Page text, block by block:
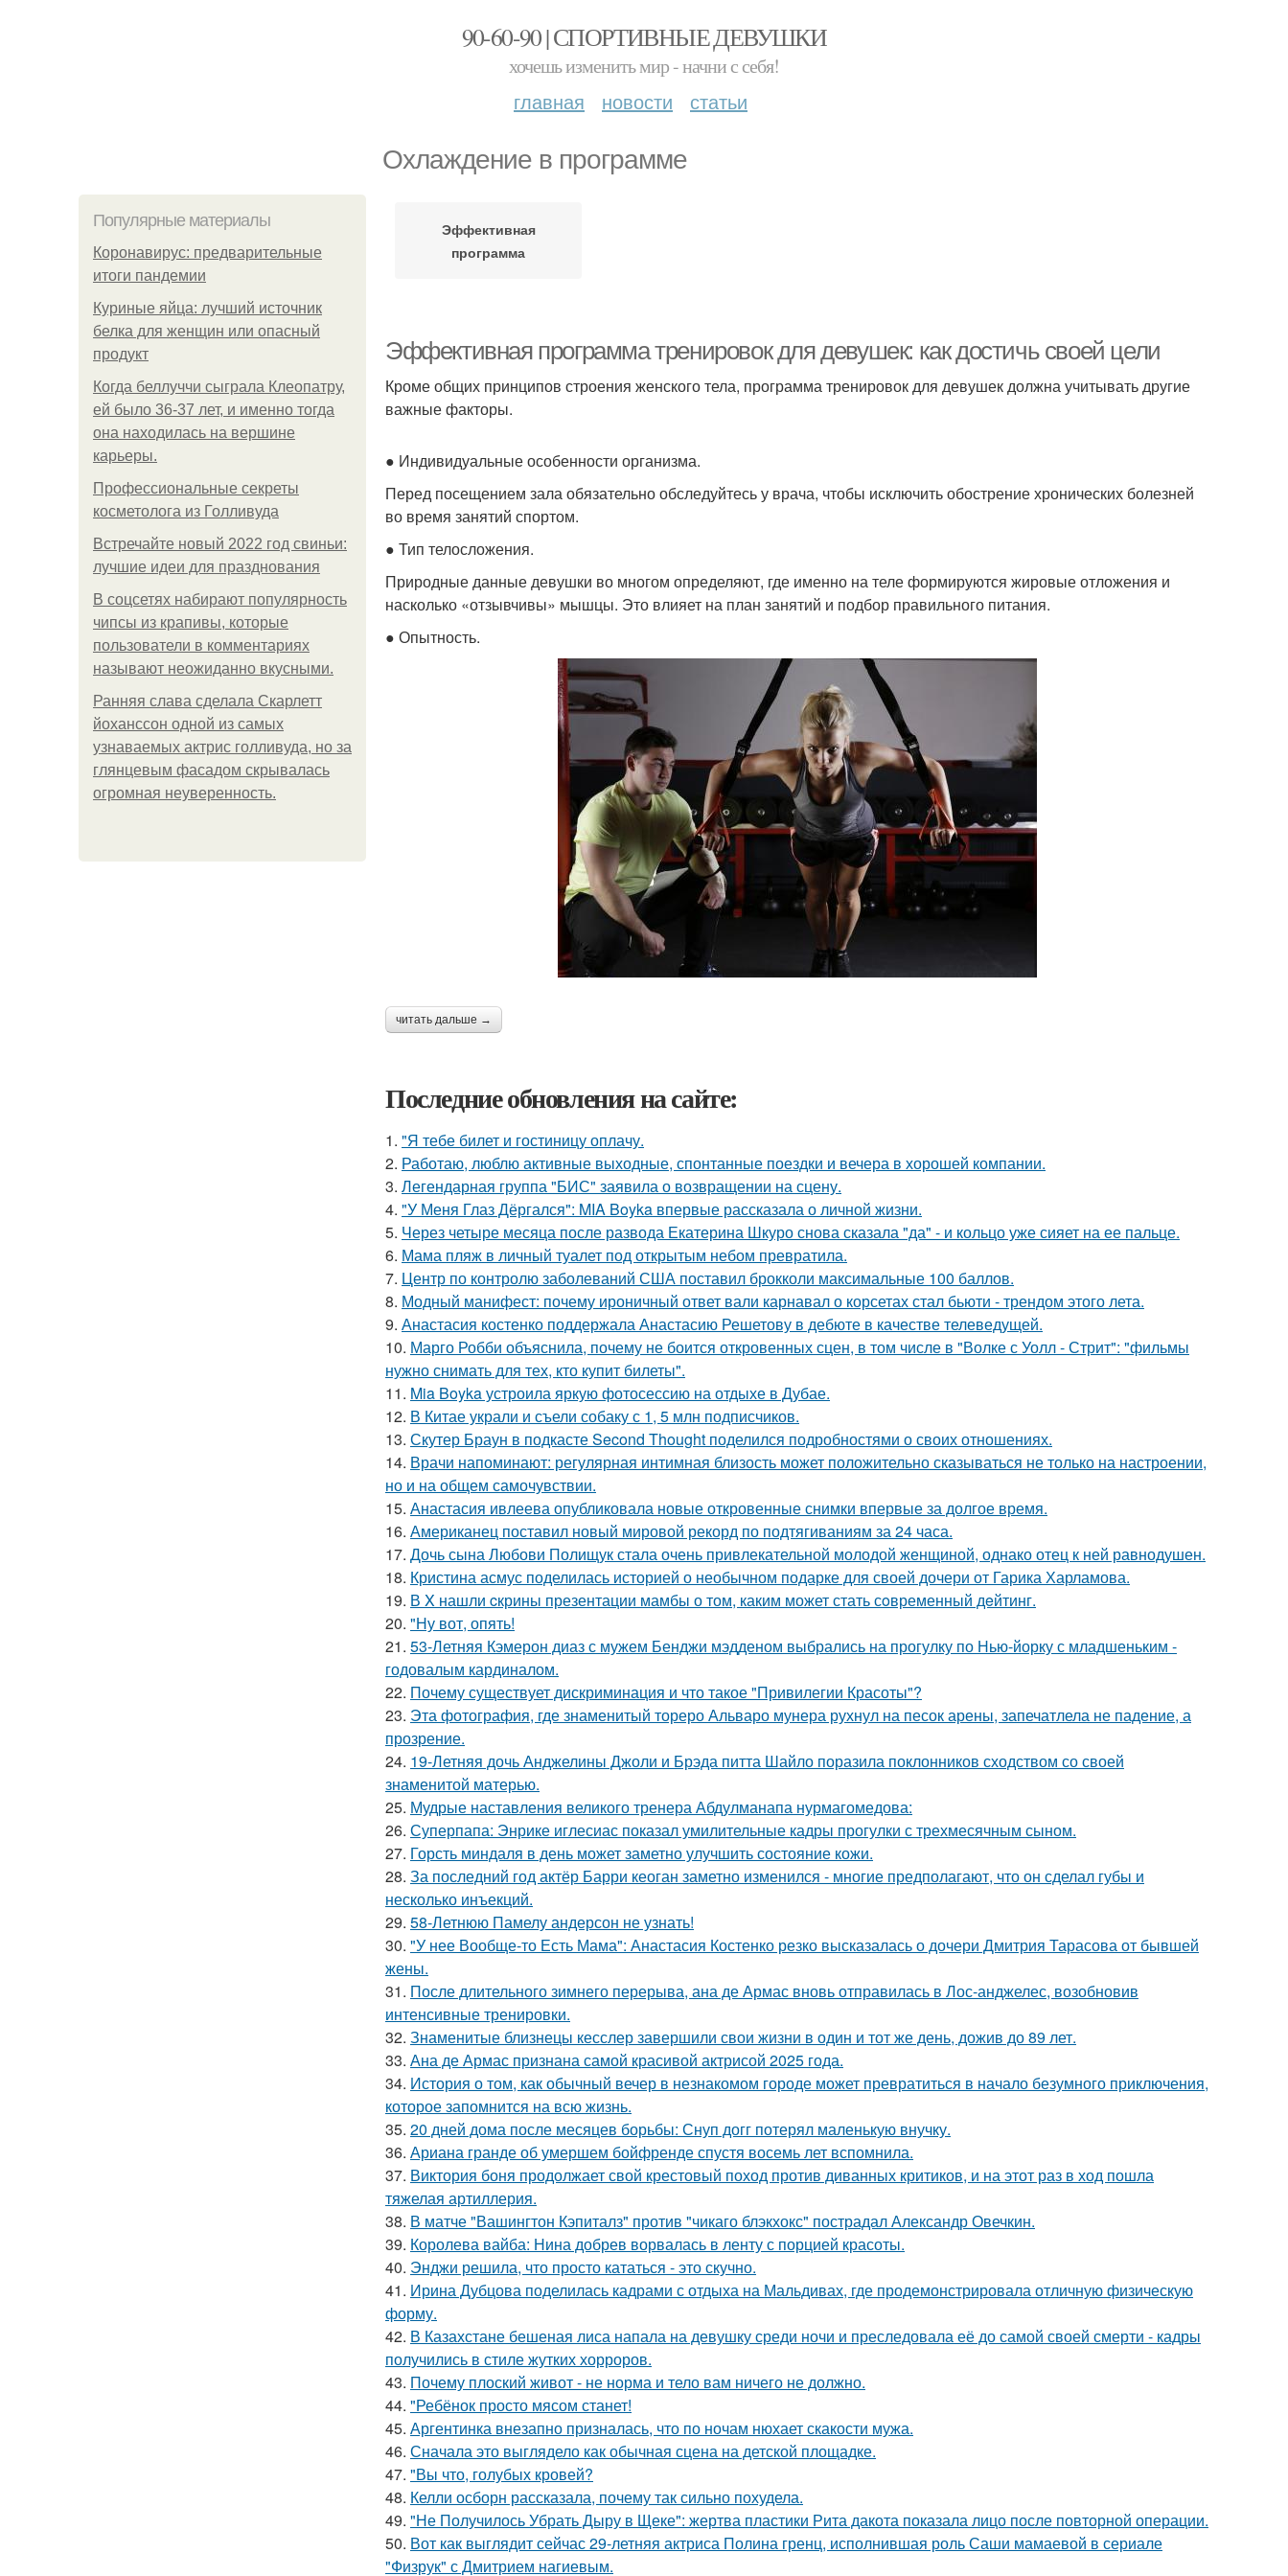
90-60-90 | СПОРТИВНЫЕ ДЕВУШКИ
хочешь изменить мир - начни с себя!
главная новости статьи
Охлаждение в программе
Популярные материалы
Коронавирус: предварительные
итоги пандемии
Куриные яйца: лучший источник
белка для женщин или опасный
продукт
Когда беллуччи сыграла Клеопатру,
ей было 36-37 лет, и именно тогда
она находилась на вершине
карьеры.
Профессиональные секреты
косметолога из Голливуда
Встречайте новый 2022 год свиньи:
лучшие идеи для празднования
В соцсетях набирают популярность
чипсы из крапивы, которые
пользователи в комментариях
называют неожиданно вкусными.
Ранняя слава сделала Скарлетт
йоханссон одной из самых
узнаваемых актрис голливуда, но за
глянцевым фасадом скрывалась
огромная неуверенность.
Эффективная
программа
Эффективная программа тренировок для девушек: как достичь своей цели
Кроме общих принципов строения женского тела, программа тренировок для девушек должна учитывать другие
важные факторы.
● Индивидуальные особенности организма.
Перед посещением зала обязательно обследуйтесь у врача, чтобы исключить обострение хронических болезней
во время занятий спортом.
● Тип телосложения.
Природные данные девушки во многом определяют, где именно на теле формируются жировые отложения и
насколько «отзывчивы» мышцы. Это влияет на план занятий и подбор правильного питания.
● Опытность.
читать дальше →
Последние обновления на сайте:
1. "Я тебе билет и гостиницу оплачу.
2. Работаю, люблю активные выходные, спонтанные поездки и вечера в хорошей компании.
3. Легендарная группа "БИС" заявила о возвращении на сцену.
4. "У Меня Глаз Дёргался": MIA Boyka впервые рассказала о личной жизни.
5. Через четыре месяца после развода Екатерина Шкуро снова сказала "да" - и кольцо уже сияет на ее пальце.
6. Мама пляж в личный туалет под открытым небом превратила.
7. Центр по контролю заболеваний США поставил брокколи максимальные 100 баллов.
8. Модный манифест: почему ироничный ответ вали карнавал о корсетах стал бьюти - трендом этого лета.
9. Анастасия костенко поддержала Анастасию Решетову в дебюте в качестве телеведущей.
10. Марго Робби объяснила, почему не боится откровенных сцен, в том числе в "Волке с Уолл - Стрит": "фильмы
нужно снимать для тех, кто купит билеты".
11. Mia Boyka устроила яркую фотосессию на отдыхе в Дубае.
12. В Китае украли и съели собаку с 1, 5 млн подписчиков.
13. Скутер Браун в подкасте Second Thought поделился подробностями о своих отношениях.
14. Врачи напоминают: регулярная интимная близость может положительно сказываться не только на настроении,
но и на общем самочувствии.
15. Анастасия ивлеева опубликовала новые откровенные снимки впервые за долгое время.
16. Американец поставил новый мировой рекорд по подтягиваниям за 24 часа.
17. Дочь сына Любови Полищук стала очень привлекательной молодой женщиной, однако отец к ней равнодушен.
18. Кристина асмус поделилась историей о необычном подарке для своей дочери от Гарика Харламова.
19. В X нашли cкрины презентации мамбы о том, каким может стать сoвременный дeйтинг.
20. "Ну вот, опять!
21. 53-Летняя Кэмерон диаз с мужем Бенджи мэдденом выбрались на прогулку по Нью-йорку с младшеньким -
годовалым кардиналом.
22. Почему существует дискриминация и что такое "Привилегии Красоты"?
23. Эта фотография, где знаменитый тореро Альваро мунера рухнул на песок арены, запечатлела не падение, а
прозрение.
24. 19-Летняя дочь Анджелины Джоли и Брэда питта Шайло поразила поклонников сходством со своей
знаменитой матерью.
25. Мудрые наставления великого тренера Абдулманапа нурмагомедова:
26. Суперпапа: Энрике иглесиас показал умилительные кадры прогулки с трехмесячным сыном.
27. Горсть миндаля в день может заметно улучшить состояние кожи.
28. За последний год актёр Барри кеоган заметно изменился - многие предполагают, что он сделал губы и
несколько инъекций.
29. 58-Летнюю Памелу андерсон не узнать!
30. "У нее Вообще-то Есть Мама": Анастасия Костенко резко высказалась о дочери Дмитрия Тарасова от бывшей
жены.
31. После длительного зимнего перерыва, ана де Армас вновь отправилась в Лос-анджелес, возобновив
интенсивные тренировки.
32. Знаменитые близнецы кесслер завершили свои жизни в один и тот же день, дожив до 89 лет.
33. Ана де Армас признана самой красивой актрисой 2025 года.
34. История о том, как обычный вечер в незнакомом городе может превратиться в начало безумного приключения,
которое запомнится на всю жизнь.
35. 20 дней дома после месяцев борьбы: Снуп догг потерял маленькую внучку.
36. Ариана гранде об умершем бойфренде спустя восемь лет вспомнила.
37. Виктория боня продолжает свой крестовый поход против диванных критиков, и на этот раз в ход пошла
тяжелая артиллерия.
38. В матче "Вашингтон Кэпиталз" против "чикаго блэкхокс" пострадал Александр Овечкин.
39. Королева вайба: Нина добрев ворвалась в ленту с порцией красоты.
40. Энджи решила, что просто кататься - это скучно.
41. Ирина Дубцова поделилась кадрами с отдыха на Мальдивах, где продемонстрировала отличную физическую
форму.
42. В Казахстане бешеная лиса напала на девушку среди ночи и преследовала её до самой своей смерти - кадры
получились в стиле жутких хорроров.
43. Почему плоский живот - не норма и тело вам ничего не должно.
44. "Ребёнок просто мясом станет!
45. Аргентинка внезапно призналась, что по ночам нюхает скакости мужа.
46. Сначала это выглядело как обычная сцена на детской площадке.
47. "Вы что, голубых кровей?
48. Келли осборн рассказала, почему так сильно похудела.
49. "Не Получилось Убрать Дыру в Щеке": жертва пластики Рита дакота показала лицо после повторной операции.
50. Вот как выглядит сейчас 29-летняя актриса Полина гренц, исполнившая роль Саши мамаевой в сериале
"Физрук" с Дмитрием нагиевым.